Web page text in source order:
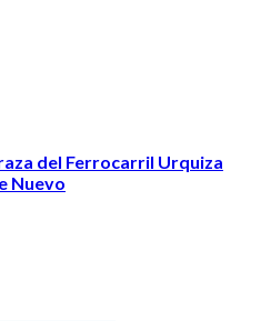
del Ferrocarril Urquiza
Nuevo